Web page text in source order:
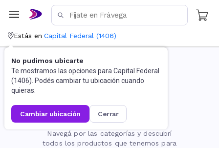
Estás en Capital Federal (1406)
No pudimos ubicarte
Te mostramos las opciones para Capital Federal
(1406). Podés cambiar tu ubicación cuando
quieras.
cambiar ubicación cerrar
La página no existe
Navegá por las categorías y descubrí
todos los productos que tenemos para